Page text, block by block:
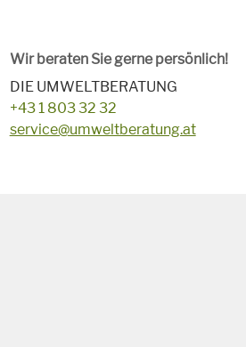
Wir beraten Sie gerne persönlich!
DIE UMWELTBERATUNG
+43 1 803 32 32
service@umweltberatung.at